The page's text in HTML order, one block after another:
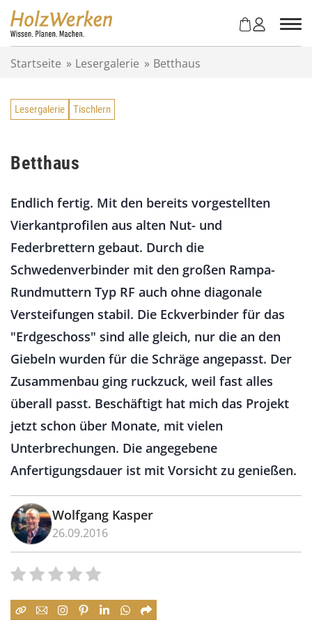
Startseite » Lesergalerie » Betthaus
Lesergalerie Tischlern
Betthaus
Endlich fertig. Mit den bereits vorgestellten
Vierkantprofilen aus alten Nut- und
Federbrettern gebaut. Durch die
Schwedenverbinder mit den großen Rampa-
Rundmuttern Typ RF auch ohne diagonale
Versteifungen stabil. Die Eckverbinder für das
"Erdgeschoss" sind alle gleich, nur die an den
Giebeln wurden für die Schräge angepasst. Der
Zusammenbau ging ruckzuck, weil fast alles
überall passt. Beschäftigt hat mich das Projekt
jetzt schon über Monate, mit vielen
Unterbrechungen. Die angegebene
Anfertigungsdauer ist mit Vorsicht zu genießen.
Wolfgang Kasper
26.09.2016